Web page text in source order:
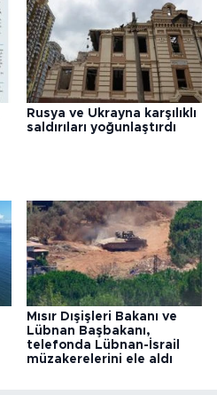
Rusya ve Ukrayna karşılıklı
saldırıları yoğunlaştırdı
Mısır Dışişleri Bakanı ve
Lübnan Başbakanı,
telefonda Lübnan-İsrail
müzakerelerini ele aldı